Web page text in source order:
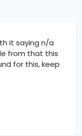
it saying n/a
from that this
for this, keep